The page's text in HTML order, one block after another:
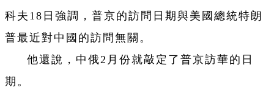
科夫18日強調，普京的訪問日期與美國總統特朗
普最近對中國的訪問無關。
他還說，中俄2月份就敲定了普京訪華的日
期。